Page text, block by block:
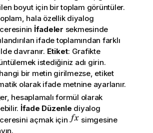
boyut için bir toplam görüntüler.
hala özellik diyalog
İfadeler sekmesinde
ifade toplamından farklı
davranır. Etiket: Grafikte
istediğiniz adı girin.
bir metin girilmezse, etiket
olarak ifade metnine ayarlanır.
hesaplamalı formül olarak
İfade Düzenle diyalog
açmak için
simgesine